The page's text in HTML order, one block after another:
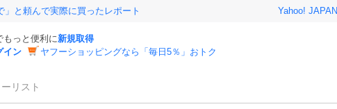
と頼んで実際に買ったレポート Yahoo! JAPAN
もっと便利に新規取得
イン
ヤフーショッピングなら「毎日5％」おトク
リスト